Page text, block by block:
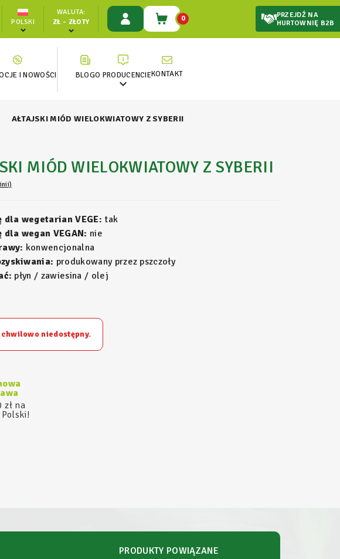
POLSKI
WALUTA:
ZŁ - ZŁOTY
0
PRZEJDŹ NA
HURTOWNIĘ B2B
I NOWOŚCI BLOGO PRODUCENCIE

KONTAKT
AŁTAJSKI MIÓD WIELOKWIATOWY Z SYBERII
MIÓD WIELOKWIATOWY Z SYBERII
dla wegetarian VEGE: tak
dla wegan VEGAN: nie
konwencjonalna
produkowany przez pszczoły
płyn / zawiesina / olej
niedostępny.
zł na
PRODUKTY POWIĄZANE